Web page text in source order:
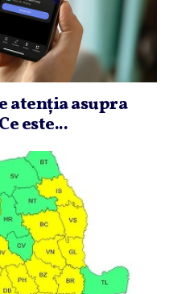
atenţia asupra
este...